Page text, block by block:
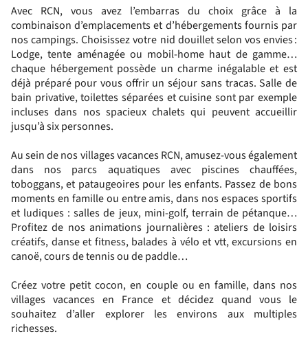
Avec RCN, vous avez l’embarras du choix grâce à la
combinaison d’emplacements et d’hébergements fournispar
nos campings.Choisissez votre nid douillet selon vos envies :
Lodge, tente aménagée ou mobil-home haut de gamme…
chaque hébergement possède un charme inégalable et est
déjà préparé pour vous offrir un séjour sans tracas. Salle de
bain privative, toilettes séparées et cuisine sont par exemple
incluses dans nos spacieux chalets qui peuvent accueillir
jusqu’à six personnes.
Au sein de nos villages vacances RCN, amusez-vous également
dans nos parcs aquatiques avec piscines chauffées,
toboggans, et pataugeoires pour les enfants. Passez de bons
moments en famille ou entre amis, dans nos espaces sportifs
et ludiques : salles de jeux, mini-golf, terrain de pétanque…
Profitez de nos animations journalières : ateliers de loisirs
créatifs, danse et fitness, balades à vélo et vtt, excursions en
canoë, cours de tennis ou de paddle…
Créez votre petit cocon, en couple ou en famille, dans nos
villages vacances en France et décidez quand vous le
souhaitez d’aller explorer les environs aux multiples
richesses.